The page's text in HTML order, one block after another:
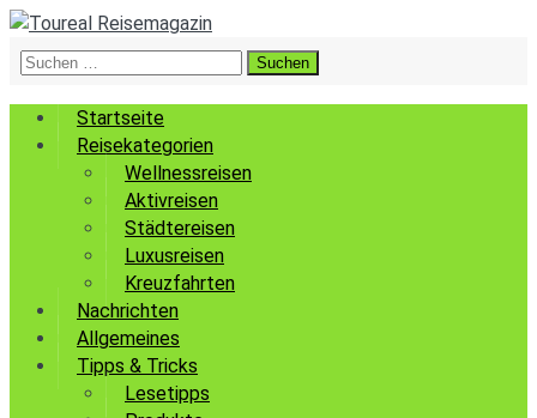
Suchen
Startseite
Reisekategorien
Wellnessreisen
Aktivreisen
Städtereisen
Luxusreisen
Kreuzfahrten
Nachrichten
Allgemeines
Tipps & Tricks
Lesetipps